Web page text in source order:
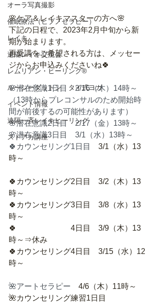
オーラ写真撮影
催眠療法（ヒプノセラピー）
レイキ
遠隔レイキ交流会
レムリアン・ヒーリング®
ルーシーダットン タイ式ヨガ
イベント情報
遠隔一斉レイキヒーリング
ストアカ講座
🌸ケア＆レイキマスターの方へ🌸
下記の日程で、2023年2月中旬から新
期が始まります。
再受講をご希望される方は、メッセー
ジからお申込みくださいね🍀
🌸潜在意識1日目　2/16（木）14時～
（13時からプレコンサルのため開始時
間が前後するの可能性があります）
🌸潜在意識2日目　2/17（金）13時～
🌸潜在意識3日目　3/1（水）13時～
🍀カウンセリング1日目 3/1（水）13
時～
🍀カウンセリング2日目　3/2（木）13
時～
🍀カウンセリング3日目　3/8（水）13
時～
🍀　　　　　　　4日目　3/9（木）13
時～⇒休み
🍀カウンセリング4日目　3/15（水）12
時～
🌺アートセラピー 4/6（木）11時～
🌺カウンセリング練習1日目